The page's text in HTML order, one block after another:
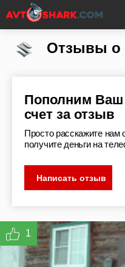
Главная Отзывы
Отзывы о
Пополним
счет за отзыв
Просто расскажите нам
получите деньги на
Написать отзыв
1